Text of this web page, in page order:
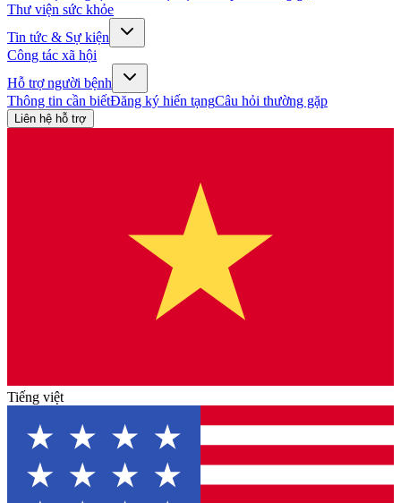
Thư viện sức khỏe
Tin tức & Sự kiện
Công tác xã hội
Hỗ trợ người bệnh
Thông tin cần biếtĐăng ký hiến tạngCâu hỏi thường gặp
Liên hệ hỗ trợ
Tiếng việt